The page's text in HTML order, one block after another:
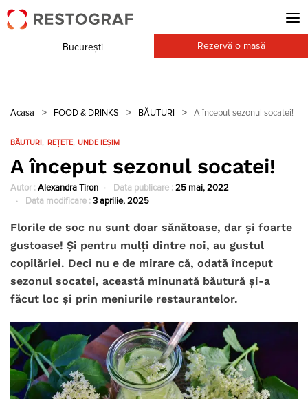
București Rezervă o masă
Acasa > FOOD & DRINKS > BĂUTURI > A început sezonul socatei!
BĂUTURI REȚETE UNDE IEȘIM
A început sezonul socatei!
Autor : Alexandra Tiron Data publicare : 25 mai, 2022
Data modificare : 3 aprilie, 2025
Florile de soc nu sunt doar sănătoase, dar și foarte
gustoase! Și pentru mulți dintre noi, au gustul
copilăriei. Deci nu e de mirare că, odată început
sezonul socatei, această minunată băutură și-a
făcut loc și prin meniurile restaurantelor.